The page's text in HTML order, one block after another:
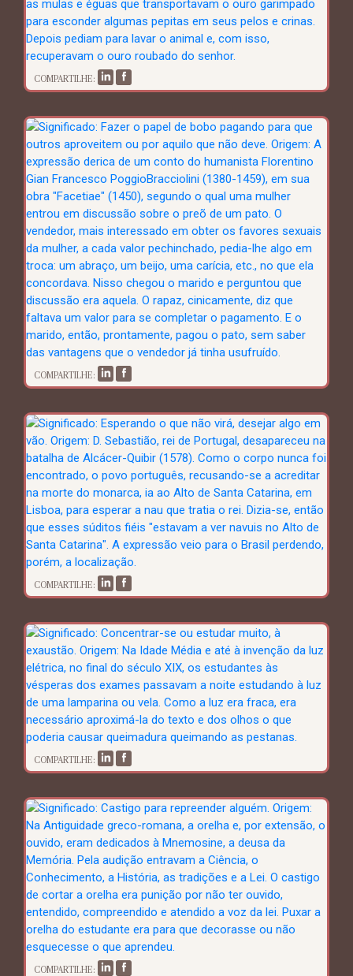
COMPARTILHE:
COMPARTILHE:
COMPARTILHE:
COMPARTILHE:
COMPARTILHE: